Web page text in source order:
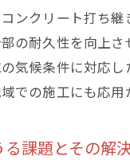
ンクリート打ち
の耐久性を向上
気候条件に対応
での施工にも応
課題とその解